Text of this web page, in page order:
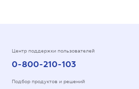
Центр поддержки пользователей
0-800-210-103
Подбор продуктов и решений